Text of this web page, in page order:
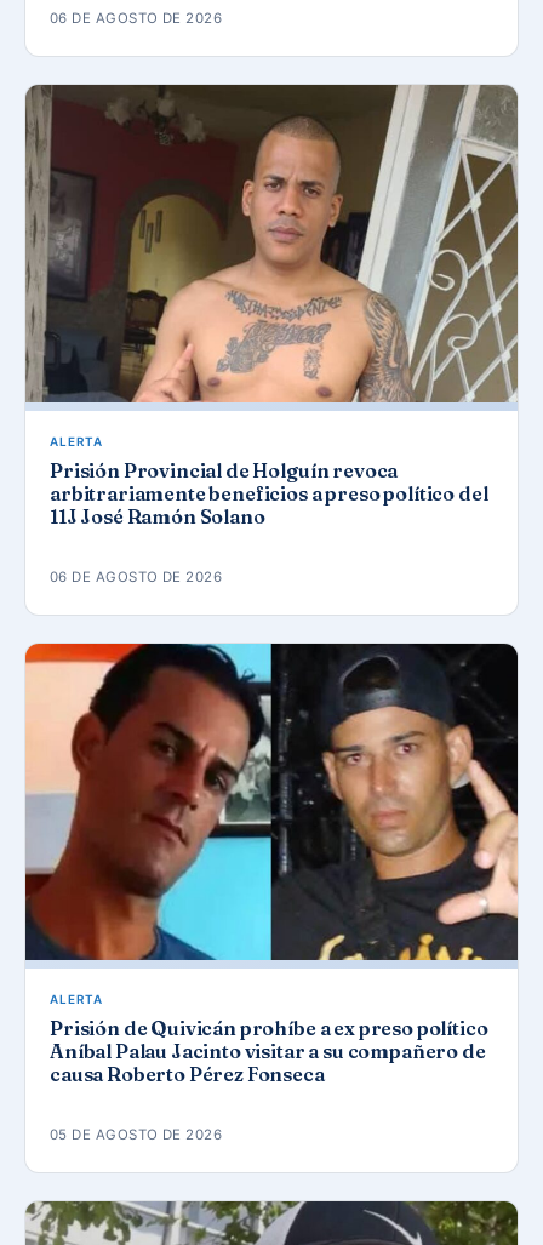
06 DE AGOSTO DE 2026
ALERTA
Prisión Provincial de Holguín revoca
arbitrariamente beneficios a preso político del
11J José Ramón Solano
06 DE AGOSTO DE 2026
ALERTA
Prisión de Quivicán prohíbe a ex preso político
Aníbal Palau Jacinto visitar a su compañero de
causa Roberto Pérez Fonseca
05 DE AGOSTO DE 2026